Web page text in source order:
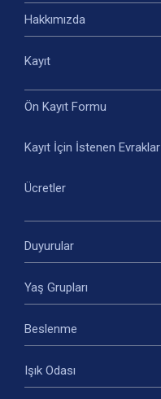
Hakkımızda
Kayıt
Ön Kayıt Formu
Kayıt İçin İstenen Evraklar
Ücretler
Duyurular
Yaş Grupları
Beslenme
Işık Odası